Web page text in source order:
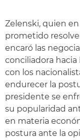
Zelenski, quien
prometido
encaró las
conciliadora hacia
con los
endurecer la
presidente se
su popularidad
en materia
postura ante la